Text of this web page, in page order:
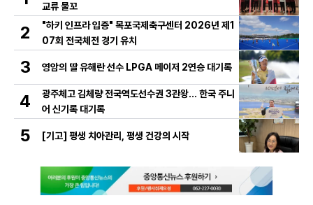
교류 물꼬
2
"하키 인프라 입증" 목포국제축구센터 2026년 제1
07회 전국체전 경기 유치
3 영암의 딸 유해란 선수 LPGA 메이저 2연승 대기록
4
광주체고 김체량 전국역도선수권 3관왕… 한국 주니
어 신기록 대기록
5 [기고] 평생 치아관리, 평생 건강의 시작